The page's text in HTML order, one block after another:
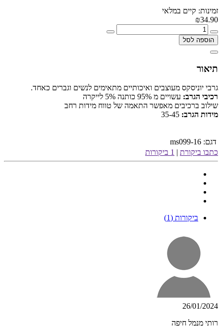
זמינות: קיים במלאי
₪34.90
הוספה לסל
תיאור
גרבי יוניסקס מעוצבים ואיכותיים מתאימים לנשים וגברים כאחד.
רכיבי הגרב: עשויים מ 95% כותנה 5% לייקרה
שילוב ברכיבים מאפשר התאמה של טווח מידות רחב
מידות הגרב: 35-45
דגם: ms099-16
כתבו ביקורת | 1 ביקורות
ביקורות (1)
26/01/2024
רותי מנמל חיפה